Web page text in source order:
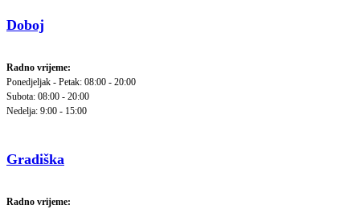
Doboj
Radno vrijeme:
Ponedjeljak - Petak: 08:00 - 20:00
Subota: 08:00 - 20:00
Nedelja: 9:00 - 15:00
Gradiška
Radno vrijeme: